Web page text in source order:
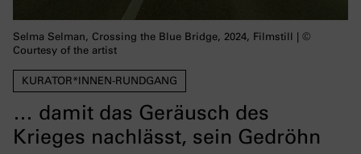
KURATOR*INNEN-RUNDGANG
… damit das Geräusch des
Krieges nachlässt, sein Gedröhn
Selma Selman, Crossing the Blue Bridge, 2024, Filmstill | ©
Courtesy of the artist